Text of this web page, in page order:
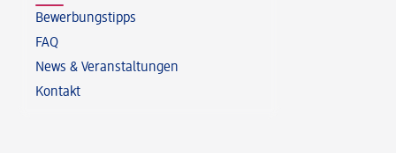
Bewerbungstipps
FAQ
News & Veranstaltungen
Kontakt